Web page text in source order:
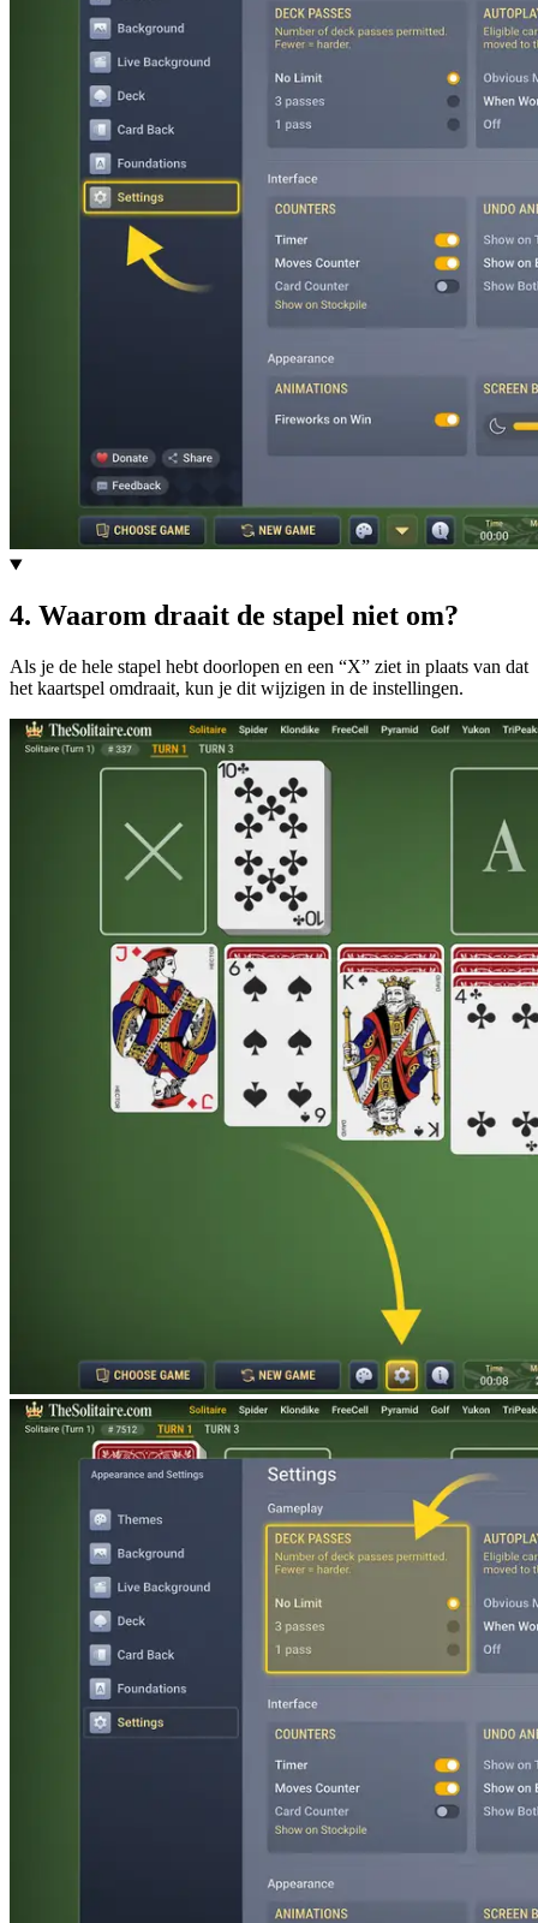
4. Waarom draait de stapel niet om?
Als je de hele stapel hebt doorlopen en een “X” ziet in plaats van dat
het kaartspel omdraait, kun je dit wijzigen in de instellingen.